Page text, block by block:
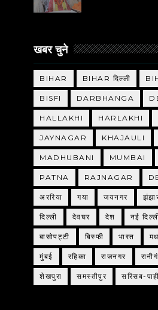
खबर चुने
BIHAR BIHAR दिल्ली
BISFI DARBHANGA
HALLAKHI HARLAKHI
JAYNAGAR KHAJAULI
MADHUBANI MUMBAI
PATNA RAJNAGAR
अररिया गया जयनगर
दिल्ली देवघर देश नई
बासोपट्टी बिस्फी भारत
मुंबई रहिका राजनगर
शेखपुरा समस्तीपुर सरिसब-पाही